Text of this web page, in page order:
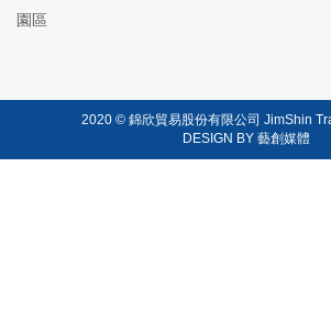
園區
2020 © 錦欣貿易股份有限公司 JimShin
DESIGN BY 藝創媒體